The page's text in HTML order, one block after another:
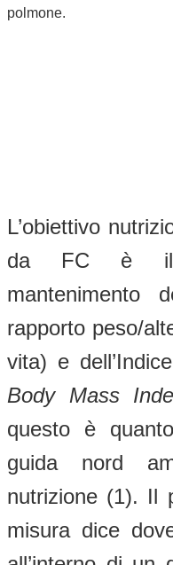
polmone.
L’obiettivo
da FC è il
mantenimento
rapporto peso/
vita) e
Body Mass
questo è
guida nord
nutrizione (1). Il
misura dice